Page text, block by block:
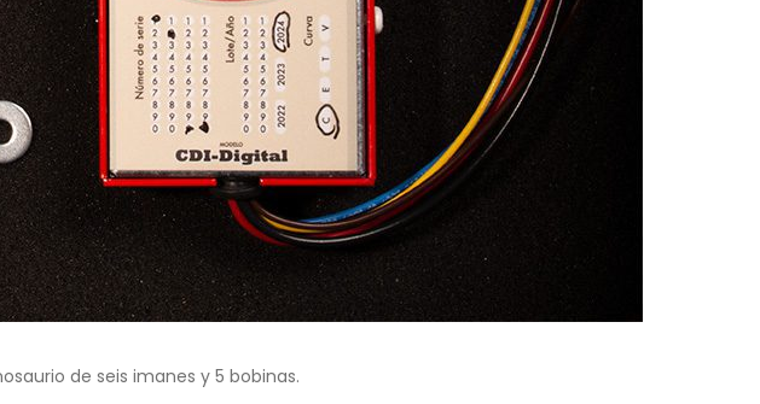
de seis imanes y 5 bobinas.